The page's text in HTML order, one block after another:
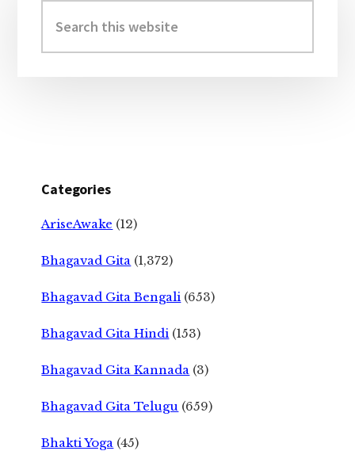
Sidebar
this
website
Categories
AriseAwake (12)
Bhagavad Gita (1,372)
Bhagavad Gita Bengali (653)
Bhagavad Gita Hindi (153)
Bhagavad Gita Kannada (3)
Bhagavad Gita Telugu (659)
Bhakti Yoga (45)